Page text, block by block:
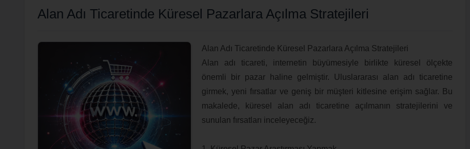
Alan Adı Ticaretinde Küresel Pazarlara Açılma Stratejileri
Alan Adı Ticaretinde Küresel Pazarlara Açılma Stratejileri
Alan adı ticareti, internetin büyümesiyle birlikte küresel ölçekte
önemli bir pazar haline gelmiştir. Uluslararası alan adı ticaretine
girmek, yeni fırsatlar ve geniş bir müşteri kitlesine erişim sağlar. Bu
makalede, küresel alan adı ticaretine açılmanın stratejilerini ve
sunulan fırsatları inceleyeceğiz.